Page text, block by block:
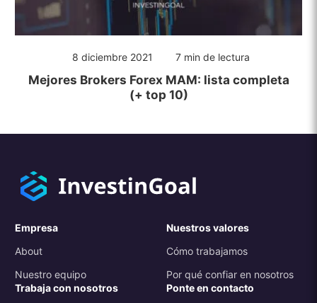
8 diciembre 2021 7 min de lectura
Mejores Brokers Forex MAM: lista completa
(+ top 10)
Empresa
About
Nuestro equipo
Nuestros valores
Cómo trabajamos
Por qué confiar en nosotros
Trabaja con nosotros
Ponte en contacto